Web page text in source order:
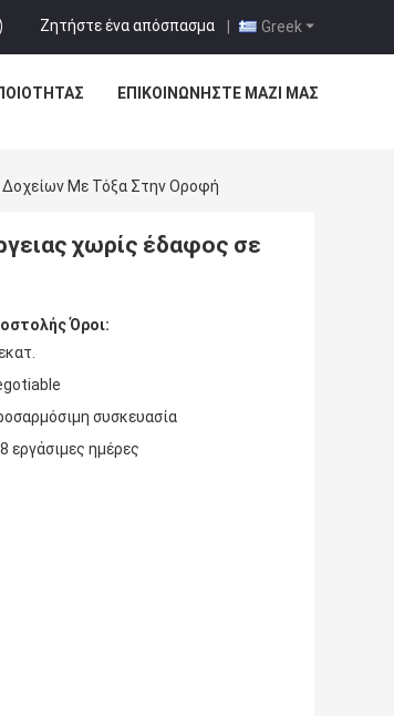
Greek
Ζητήστε ένα απόσπασμα |
ΕΠΙΚΟΙΝΩΝΉΣΤΕ ΜΑΖΊ ΜΑΣ
Δοχείων Με Τόξα Στην Οροφή
χωρίς έδαφος σε
Όροι:
συσκευασία
εργάσιμες ημέρες